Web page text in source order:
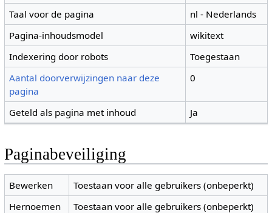
Taal voor de pagina
nl - Nederlands
Pagina-inhoudsmodel
wikitext
Indexering door robots
Toegestaan
Aantal doorverwijzingen naar deze
pagina
0
Geteld als pagina met inhoud Ja
Paginabeveiliging
Bewerken
Toestaan voor alle gebruikers (onbeperkt)
Hernoemen
Toestaan voor alle gebruikers (onbeperkt)